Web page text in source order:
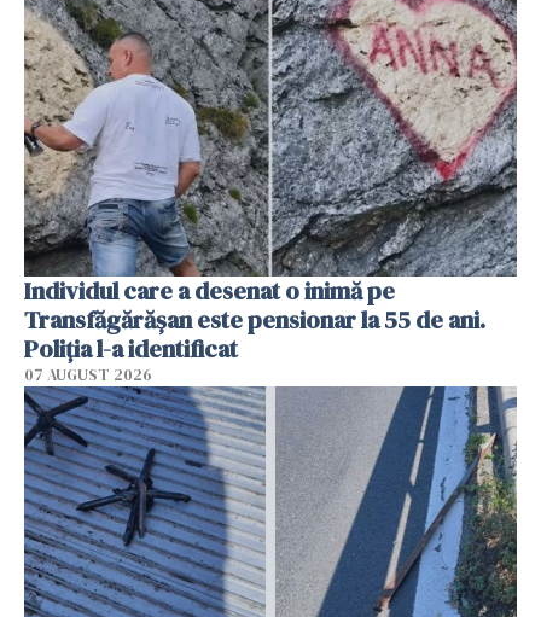
Individul care a desenat o inimă pe
Transfăgărășan este pensionar la 55 de ani.
Poliția l-a identificat
07 AUGUST 2026